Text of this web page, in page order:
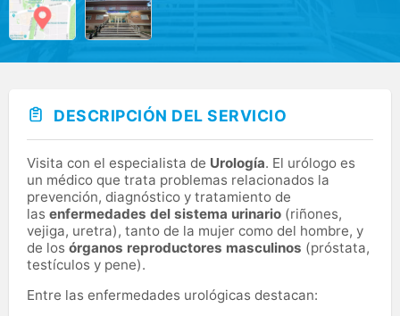
DESCRIPCIÓN DEL SERVICIO
Visita con el especialista de Urología. El urólogo es
un médico que trata problemas relacionados la
prevención, diagnóstico y tratamiento de
las enfermedades del sistema urinario (riñones,
vejiga, uretra), tanto de la mujer como del hombre, y
de los órganos reproductores masculinos (próstata,
testículos y pene).
Entre las enfermedades urológicas destacan: